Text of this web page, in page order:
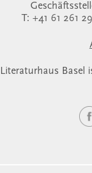
T: +41 61 261
Basel